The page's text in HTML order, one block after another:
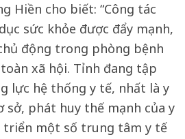
Hiền cho biết: “Công tác
sức khỏe được đẩy mạnh,
động trong phòng bệnh
xã hội. Tỉnh đang tập
lực hệ thống y tế, nhất là y
sở, phát huy thế mạnh của y
triển một số trung tâm y tế